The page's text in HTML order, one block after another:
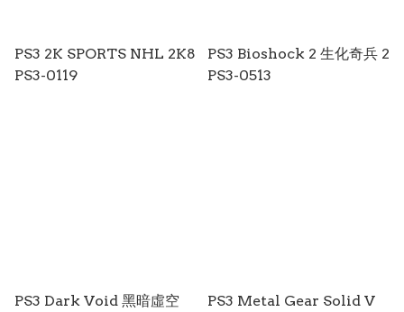
PS3 2K SPORTS NHL 2K8
PS3-0119
PS3 Bioshock 2 生化奇兵 2
PS3-0513
PS3 Dark Void 黑暗虛空
PS3 Metal Gear Solid V